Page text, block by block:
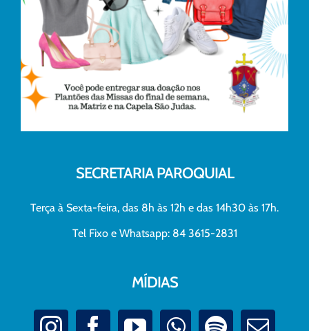
SECRETARIA PAROQUIAL
Terça à Sexta-feira, das 8h às 12h e das 14h30 às 17h.
Tel Fixo e Whatsapp: 84 3615-2831
MÍDIAS